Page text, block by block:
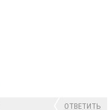
ОТВЕТИТЬ